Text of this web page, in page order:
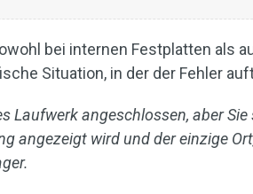
bei internen Festplatten als
Situation, in der der Fehler
Laufwerk angeschlossen, aber
angezeigt wird und der einzige